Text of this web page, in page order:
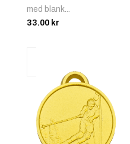
med blank...
33.00 kr